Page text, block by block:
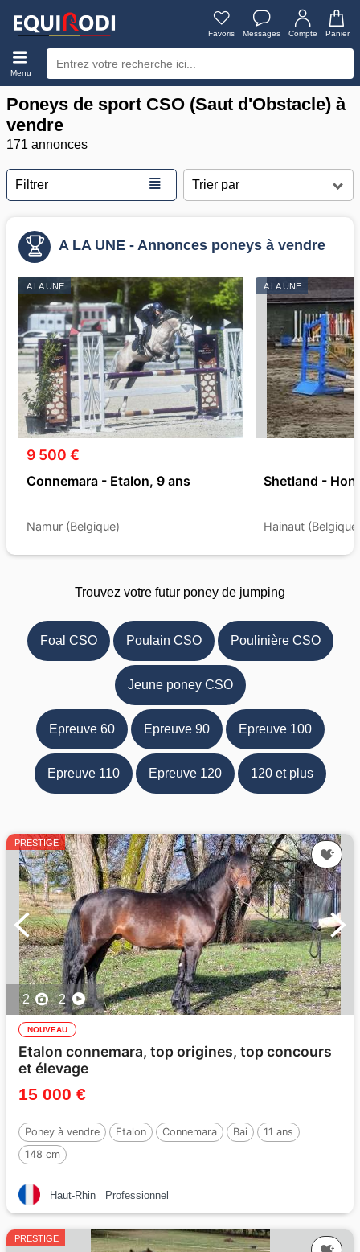
Favoris Messages Compte Panier
Menu
Poneys de sport CSO (Saut d'Obstacle) à
vendre
171 annonces
Filtrer ≣
A LA UNE - Annonces poneys à vendre
A LA UNE
9 500 €
Connemara - Etalon, 9 ans
Namur (Belgique)
A LA UNE
Shetland -
Hainaut
Trouvez votre futur poney de jumping
Foal CSO Poulain CSO Poulinière CSO
Jeune poney CSO
Epreuve 60 Epreuve 90 Epreuve 100
Epreuve 110 Epreuve 120 120 et plus
PRESTIGE
2 2
NOUVEAU
Etalon connemara, top origines, top concours
et élevage
15 000 €
Poney à vendre Etalon Connemara Bai
11 ans
148 cm
Haut-Rhin Professionnel
PRESTIGE